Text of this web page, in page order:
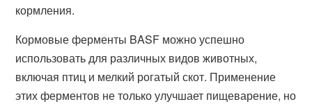
кормления.
Кормовые ферменты BASF можно успешно
использовать для различных видов животных,
включая птиц и мелкий рогатый скот. Применение
этих ферментов не только улучшает пищеварение, но